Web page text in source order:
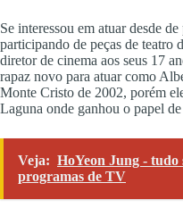
Se interessou em atuar desde
participando de peças de teatro
diretor de cinema aos seus 17
rapaz novo para atuar como
Monte Cristo de 2002, porém
Laguna onde ganhou o papel
Veja: HoYeon Jung - tudo
programas de TV